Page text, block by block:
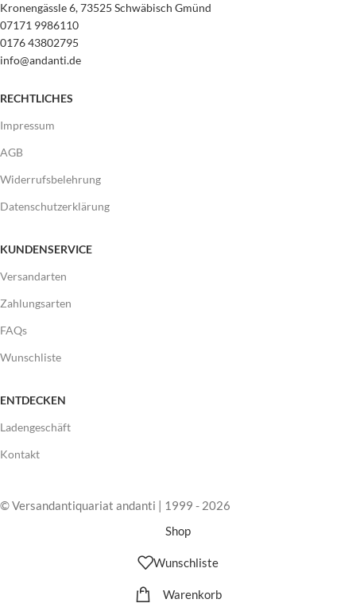
Kronengässle 6, 73525 Schwäbisch Gmünd
07171 9986110
0176 43802795
info@andanti.de
RECHTLICHES
Impressum
AGB
Widerrufsbelehrung
Datenschutzerklärung
KUNDENSERVICE
Versandarten
Zahlungsarten
FAQs
Wunschliste
ENTDECKEN
Ladengeschäft
Kontakt
© Versandantiquariat andanti | 1999 - 2026
Shop
Wunschliste
Warenkorb